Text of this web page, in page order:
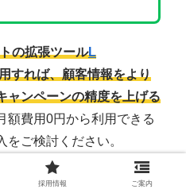
の拡張ツールL
すれば、顧客情報をより
ャンペーンの精度を上げる
額費用0円から利用できる
ご検討ください。
採用情報 ご案内